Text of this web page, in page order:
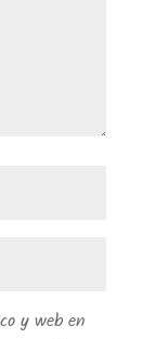
y web en